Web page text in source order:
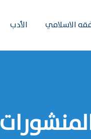
الاسلامي الأدب